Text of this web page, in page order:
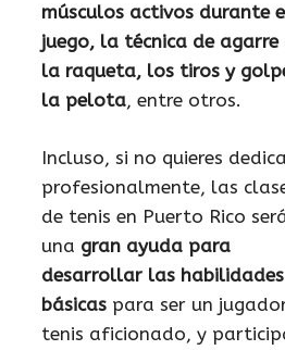
músculos activos durante
juego, la técnica de agarre
la raqueta, los tiros y
la pelota, entre otros.
Incluso, si no quieres
profesionalmente, las
de tenis en Puerto Rico
una gran ayuda para
desarrollar las habilidades
básicas para ser un
tenis aficionado, y